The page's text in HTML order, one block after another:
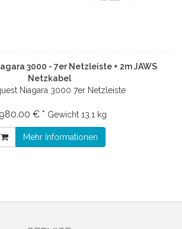
3000 - 7er Netzleiste + 2m JAWS
Netzkabel
Niagara 3000 7er Netzleiste
€ * Gewicht 13.1 kg
Mehr Informationen